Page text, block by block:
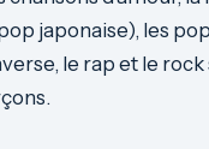
japonaise), les
le rap et le